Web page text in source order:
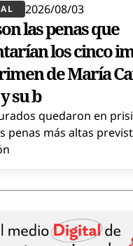
2026/08/03
las penas que
los cinco
de María
su b
quedaron en
penas más altas